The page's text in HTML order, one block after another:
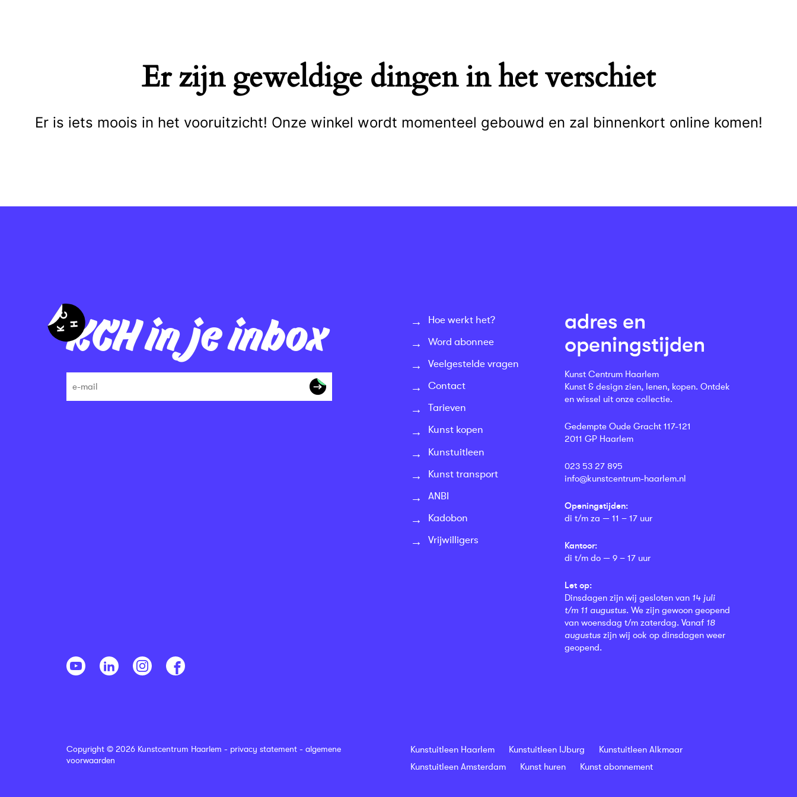
Er zijn geweldige dingen in het verschiet
Er is iets moois in het vooruitzicht! Onze winkel wordt momenteel gebouwd en zal binnenkort online komen!
KCH in je inbox
Hoe werkt het?
Word abonnee
Veelgestelde vragen
Contact
Tarieven
Kunst kopen
Kunstuitleen
Kunst transport
ANBI
Kadobon
Vrijwilligers
adres en
openingstijden
Kunst Centrum Haarlem
Kunst & design zien, lenen, kopen. Ontdek
en wissel uit onze collectie.
Gedempte Oude Gracht 117-121
2011 GP Haarlem
023 53 27 895
info@kunstcentrum-haarlem.nl
Openingstijden:
di t/m za — 11 – 17 uur
Kantoor:
di t/m do — 9 – 17 uur
Let op:
Dinsdagen zijn wij gesloten van 14 juli
t/m 11 augustus. We zijn gewoon geopend
van woensdag t/m zaterdag. Vanaf 18
augustus zijn wij ook op dinsdagen weer
geopend.
Copyright © 2026 Kunstcentrum Haarlem - privacy statement - algemene
voorwaarden
Kunstuitleen Haarlem Kunstuitleen IJburg
Kunstuitleen Alkmaar
Kunstuitleen Amsterdam
Kunst huren Kunst abonnement